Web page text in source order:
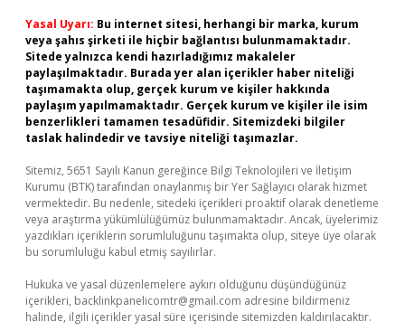
Yasal Uyarı: Bu internet sitesi, herhangi bir marka, kurum
veya şahıs şirketi ile hiçbir bağlantısı bulunmamaktadır.
Sitede yalnızca kendi hazırladığımız makaleler
paylaşılmaktadır. Burada yer alan içerikler haber niteliği
taşımamakta olup, gerçek kurum ve kişiler hakkında
paylaşım yapılmamaktadır. Gerçek kurum ve kişiler ile isim
benzerlikleri tamamen tesadüfidir. Sitemizdeki bilgiler
taslak halindedir ve tavsiye niteliği taşımazlar.
Sitemiz, 5651 Sayılı Kanun gereğince Bilgi Teknolojileri ve İletişim
Kurumu (BTK) tarafından onaylanmış bir Yer Sağlayıcı olarak hizmet
vermektedir. Bu nedenle, sitedeki içerikleri proaktif olarak denetleme
veya araştırma yükümlülüğümüz bulunmamaktadır. Ancak, üyelerimiz
yazdıkları içeriklerin sorumluluğunu taşımakta olup, siteye üye olarak
bu sorumluluğu kabul etmiş sayılırlar.
Hukuka ve yasal düzenlemelere aykırı olduğunu düşündüğünüz
içerikleri, backlinkpanelicomtr@gmail.com adresine bildirmeniz
halinde, ilgili içerikler yasal süre içerisinde sitemizden kaldırılacaktır.